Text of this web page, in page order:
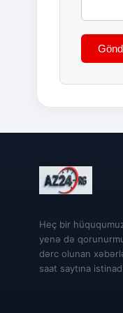
Heç bir
yenə də
dərc olunan
saat saytına